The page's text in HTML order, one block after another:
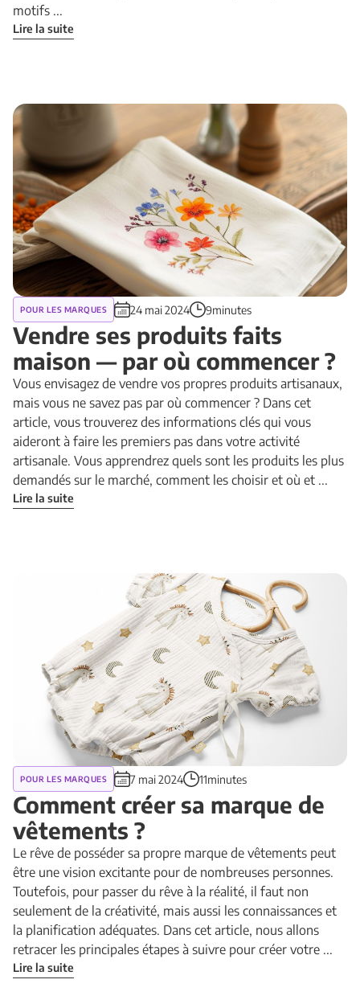
motifs ...
Lire la suite
POUR LES MARQUES 24 mai 2024 9minutes
Vendre ses produits faits
maison — par où commencer ?
Vous envisagez de vendre vos propres produits artisanaux,
mais vous ne savez pas par où commencer ? Dans cet
article, vous trouverez des informations clés qui vous
aideront à faire les premiers pas dans votre activité
artisanale. Vous apprendrez quels sont les produits les plus
demandés sur le marché, comment les choisir et où et ...
Lire la suite
POUR LES MARQUES 7 mai 2024 11minutes
Comment créer sa marque de
vêtements ?
Le rêve de posséder sa propre marque de vêtements peut
être une vision excitante pour de nombreuses personnes.
Toutefois, pour passer du rêve à la réalité, il faut non
seulement de la créativité, mais aussi les connaissances et
la planification adéquates. Dans cet article, nous allons
retracer les principales étapes à suivre pour créer votre ...
Lire la suite